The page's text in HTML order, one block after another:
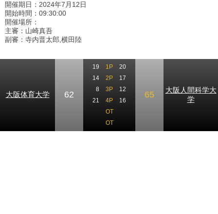
開催期日：2024年7月12日
開始時間：09:30:00
開催場所：
主審：山崎真吾
副審：寺内晋太郎,横田陸
大阪体育大学 62
19 1P
20
14
2P
17
8
3P
12
21
4P
16
OT
OT
65
大阪人間科学大
学